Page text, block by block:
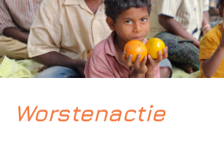
Worstenactie